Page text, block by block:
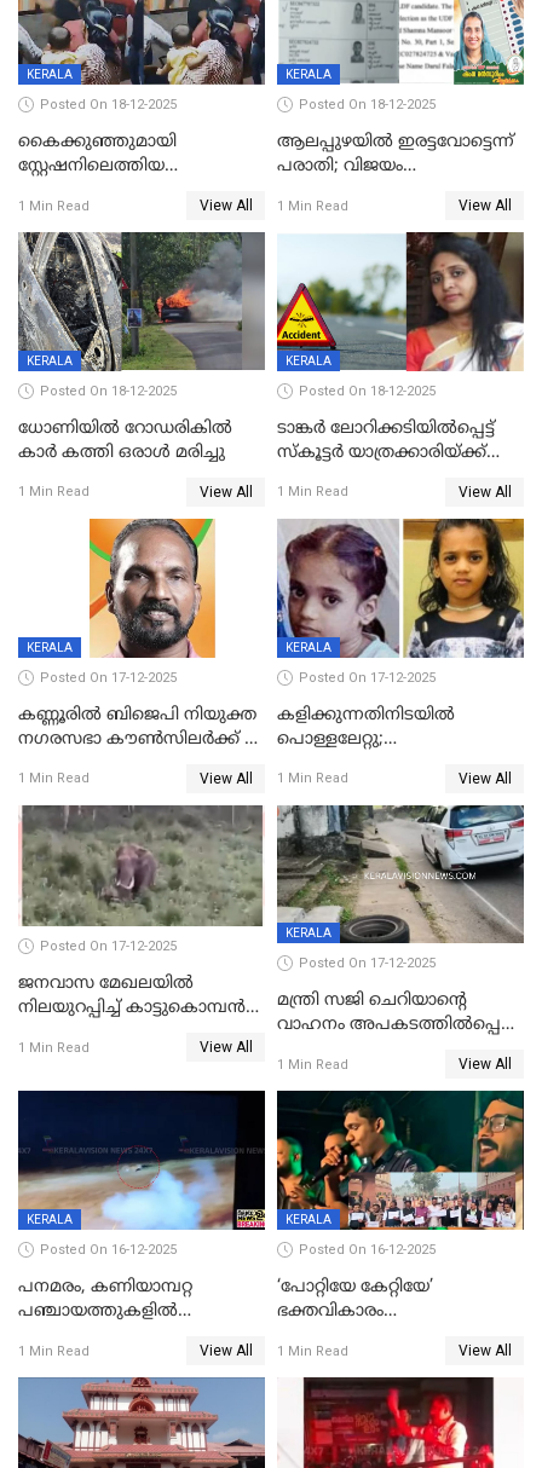
KERALA
Posted On 18-12-2025
കൈക്കുഞ്ഞുമായി
സ്റ്റേഷനിലെത്തിയ
കരണത്തടിച്ചു; CC ടിവി
ദൃശ്യങ്ങൾ പുറത്ത്
1 Min Read View All
KERALA
Posted On 18-12-2025
ആലപ്പുഴയിൽ ഇരട്ടവോട്ടെന്ന്
പരാതി; വിജയം
വാർഡിലെ എൽഡിഎഫ്
സ്ഥാനാർത്ഥി
1 Min Read View All
KERALA
Posted On 18-12-2025
ധോണിയിൽ റോഡരികിൽ
കാർ കത്തി ഒരാൾ മരിച്ചു
1 Min Read View All
KERALA
Posted On 18-12-2025
ടാങ്കർ ലോറിക്കടിയിൽപ്പെട്ട്
സ്കൂട്ടർ യാത്രക്കാരിയ്ക്ക്
കണ്ടോത്ത് ദേശീയ പാതയിൽ
1 Min Read View All
KERALA
Posted On 17-12-2025
കണ്ണൂരിൽ ബിജെപി നിയുക്ത
നഗരസഭാ കൗൺസിലർക്ക് 36
1 Min Read View All
KERALA
Posted On 17-12-2025
കളിക്കുന്നതിനിടയിൽ
പൊള്ളലേറ്റു;
ക്ലാസ് വിദ്യാർത്ഥിനി മരിച്ചു
1 Min Read View All
Posted On 17-12-2025
ജനവാസ മേഖലയില്‍
നിലയുറപ്പിച്ച് കാട്ടുകൊമ്പന്‍
1 Min Read View All
KERALA
Posted On 17-12-2025
മന്ത്രി സജി ചെറിയാന്റെ
വാഹനം അപകടത്തിൽപ്പെട്ടു;
രക്ഷപ്പെട്ടത് തലനാരിടയ്ക്ക്
1 Min Read View All
KERALA
Posted On 16-12-2025
പനമരം, കണിയാമ്പറ്റ
പഞ്ചായത്തുകളിൽ
സ്ഥാപനങ്ങൾക്ക് അവധി
1 Min Read View All
KERALA
Posted On 16-12-2025
‘പോറ്റിയേ കേറ്റിയേ’
ഭക്തവികാരം
ഡിജിപിക്ക് പരാതി; ശക്തമായ
നടപടി വേണമെന്നു
സിപിഐഎമ്മും
1 Min Read View All